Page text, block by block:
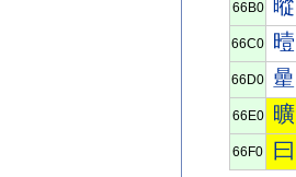
66B0 暰
66C0 曀
66D0 曐
66E0 曠
66F0 曰